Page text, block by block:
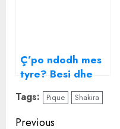
Ç’po ndodh mes
tyre? Besi dhe
Xhensila në ditët
më të vështira,
zbulohen detaje
Tags: Pique Shakira
Continue
Previous